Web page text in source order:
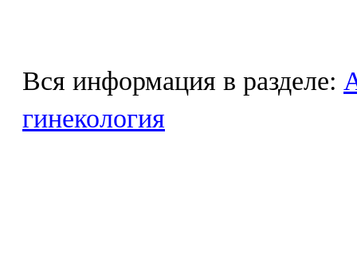
Вся информация в разделе:
гинекология